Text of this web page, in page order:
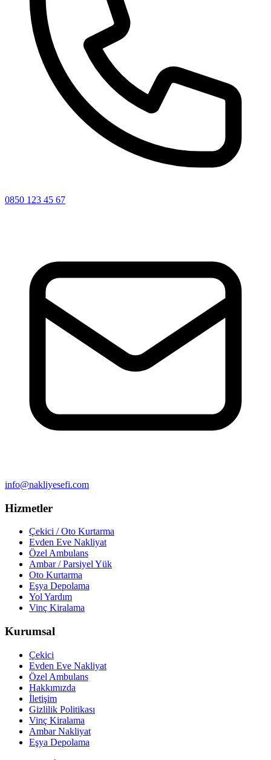
0850 123 45 67
info@nakliyesefi.com
Hizmetler
Çekici / Oto Kurtarma
Evden Eve Nakliyat
Özel Ambulans
Ambar / Parsiyel Yük
Oto Kurtarma
Eşya Depolama
Yol Yardım
Vinç Kiralama
Kurumsal
Çekici
Evden Eve Nakliyat
Özel Ambulans
Hakkımızda
İletişim
Gizlilik Politikası
Vinç Kiralama
Ambar Nakliyat
Eşya Depolama